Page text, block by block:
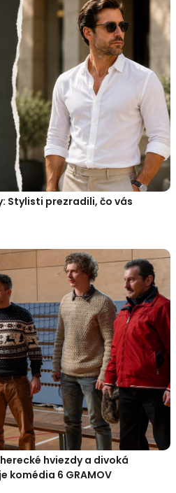
Stylisti prezradili, čo vás
hviezdy a divoká
komédia 6 GRAMOV